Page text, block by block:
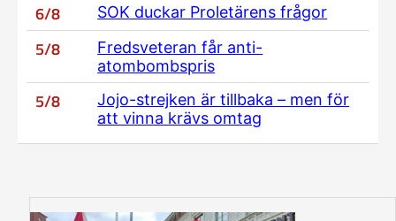
6/8 SOK duckar Proletärens frågor
5/8
Fredsveteran får anti-
atombombspris
5/8
Jojo-strejken är tillbaka – men för
att vinna krävs omtag